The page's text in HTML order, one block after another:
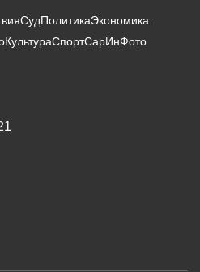
СудПолитикаЭкономика
КультураСпортСарИнФото